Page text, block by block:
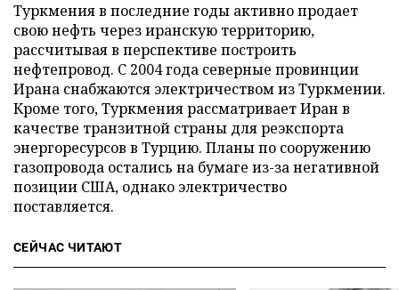
Туркмения в последние годы активно продает
свою нефть через иранскую территорию,
рассчитывая в перспективе построить
нефтепровод. С 2004 года северные провинции
Ирана снабжаются электричеством из Туркмении.
Кроме того, Туркмения рассматривает Иран в
качестве транзитной страны для реэкспорта
энергоресурсов в Турцию. Планы по сооружению
газопровода остались на бумаге из-за негативной
позиции США, однако электричество
поставляется.
СЕЙЧАС ЧИТАЮТ